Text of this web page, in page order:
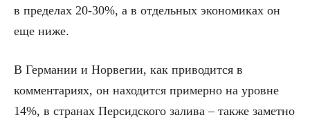
в пределах 20-30%, а в отдельных экономиках он
еще ниже.
В Германии и Норвегии, как приводится в
комментариях, он находится примерно на уровне
14%, в странах Персидского залива – также заметно